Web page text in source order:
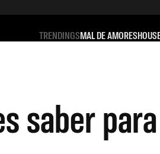
TRENDINGSMAL DE AMORES
saber